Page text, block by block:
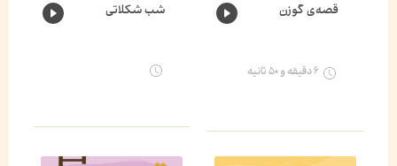
قصه‌ی گوزن
۶ دقیقه و ۵۰ ثانیه
شب شکلاتی